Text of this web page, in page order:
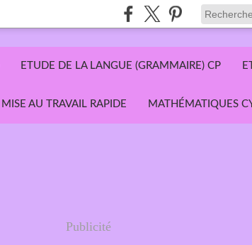
ETUDE DE LA LANGUE (GRAMMAIRE) CP
MISE AU TRAVAIL RAPIDE MATHÉMATIQUES
Publicité